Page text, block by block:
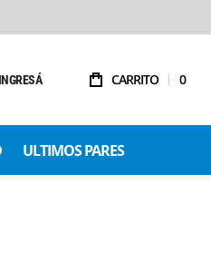
CARRITO 0
ULTIMOS PARES